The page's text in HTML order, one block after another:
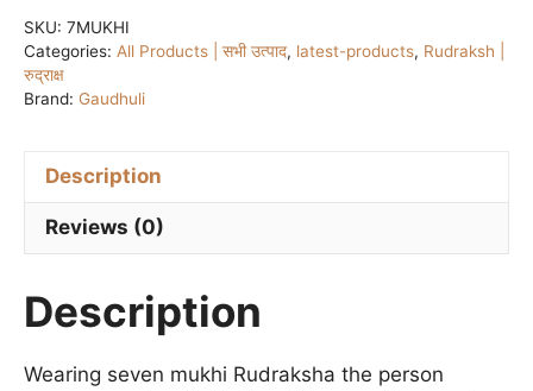
मुखी
SKU: 7MUKHI
Categories: All Products | सभी उत्पाद, latest-products, Rudraksh |
रुद्राक्ष
Brand: Gaudhuli
Description
Reviews (0)
Description
Wearing seven mukhi Rudraksha the person